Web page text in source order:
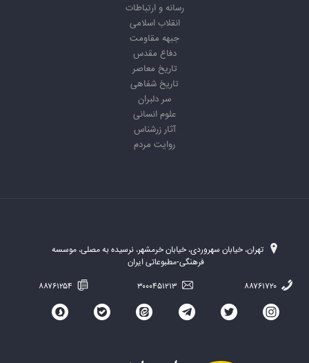
رسانه و ارتباطات
انقلاب اسلامی
جبهه مقاومت
دفاع مقدس
تاریخ معاصر
تاریخ شفاهی
سر دلبران
علوم انسانی
آثار زرشناس
روایت مردم
تهران، خیابان سهروردی، خیابان خرمشهر، نرسیده به مصلی، موسسه
فرهنگی-مطبوعاتی ایران